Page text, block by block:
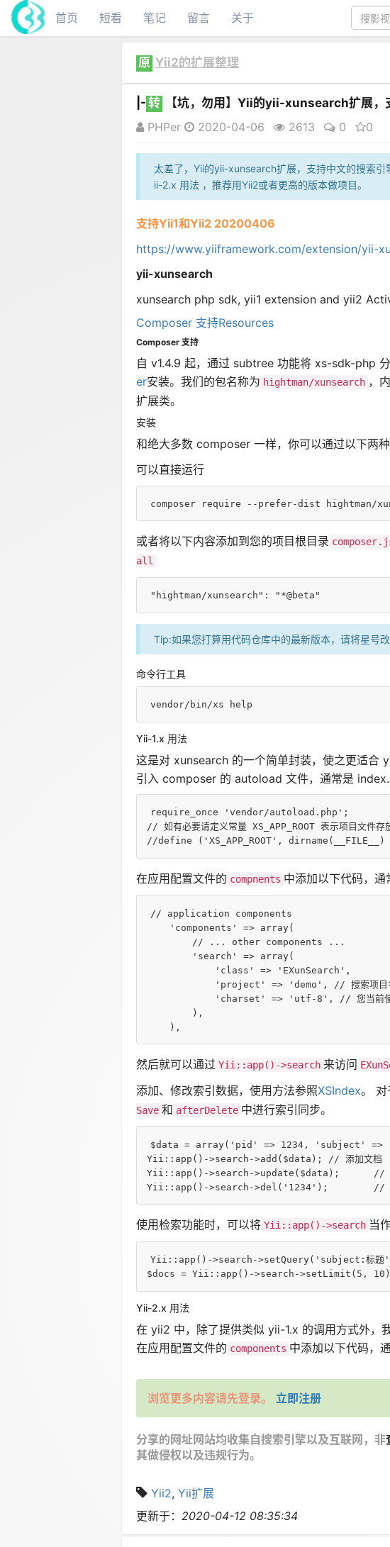
首页 短看 笔记 留言 关于
原 Yii2的扩展整理
|- 转
【坑，勿用】Yii的yii-xunsearch扩展，
PHPer
2020-04-06 2613 0 0
太差了，Yii的yii-xunsearch扩展，支持中文的搜索
ii-2.x 用法 ，推荐用Yii2或者更高的版本做项目。
支持Yii1和Yii2 20200406
https://www.yiiframework.com/extension/yii-
yii-xunsearch
xunsearch php sdk, yii1 extension and yii2
Composer 支持Resources
Composer 支持
自 v1.4.9 起，通过 subtree 功能将 xs-sdk-php
er安装。我们的包名称为 hightman/xunsearch ，
扩展类。
安装
和绝大多数 composer 一样，你可以通过以下两种
可以直接运行
composer require --prefer-dist hightman/
或者将以下内容添加到您的项目根目录
all
"hightman/xunsearch" : "*@beta"
Tip:如果您打算用代码仓库中的最新版本，请将星号
命令行工具
vendor/bin/xs help
Yii-1.x 用法
这是对 xunsearch 的一个简单封装，使之更适合
引入 composer 的 autoload 文件，通常是
require_once 'vendor/autoload.php'
// 如有必要请定义常量 XS_APP_ROOT 表示项目文件存
//define ('XS_APP_ROOT',
在应用配置文件的 compnents 中添加以下代码，
// application components
'components'
=> array(
// ... other components ...
'search'
=> array(
'class'
=> 'EXunSearch' ,
'project'
=> 'demo' ,
// 搜索项目
'charset'
=> 'utf-8' ,
// 您当前使
        ),
然后就可以通过 Yii::app()->search 来访问
添加、修改索引数据，使用方法参照XSIndex。
Save 和 afterDelete 中进行索引同步。
$data = array( 'pid' => 1234 , 'subject' =>
Yii::app()->search->add( $data
// 添加文档
Yii::app()->search->update( $data
//
Yii::app()->search->del( '1234' //
使用检索功能时，可以将 Yii::app()->search 当
Yii::app()->search->setQuery( 'subject:标题'
$docs = Yii::app()->search->setLimit( 5 , 10
Yii-2.x 用法
在 yii2 中，除了提供类似 yii-1.x 的调用方式外
在应用配置文件的 components 中添加以下代码，
浏览更多内容请先登录。 立即注册
分享的网址网站均收集自搜索引擎以及互联网，非
其做侵权以及违规行为。
Yii2, Yii扩展
更新于： 2020-04-12 08:35:34